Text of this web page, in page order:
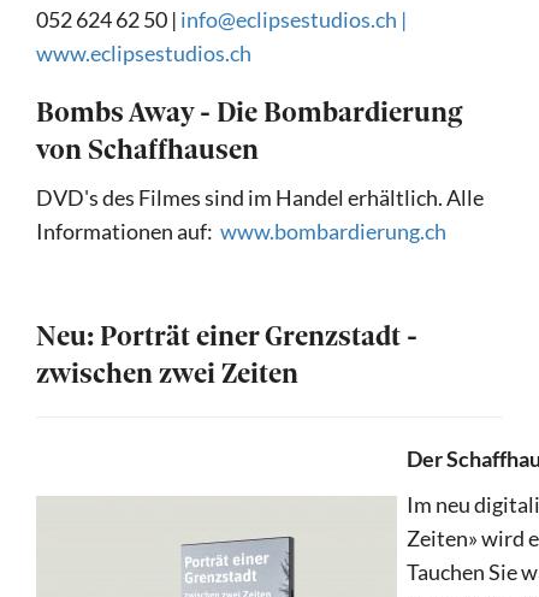
052 624 62 50 | info@eclipsestudios.ch |
www.eclipsestudios.ch
Bombs Away - Die Bombardierung
von Schaffhausen
DVD's des Filmes sind im Handel erhältlich. Alle
Informationen auf: www.bombardierung.ch
Neu: Porträt einer Grenzstadt -
zwischen zwei Zeiten
Der
Im neu
Zeiten» wird
Tauchen Sie